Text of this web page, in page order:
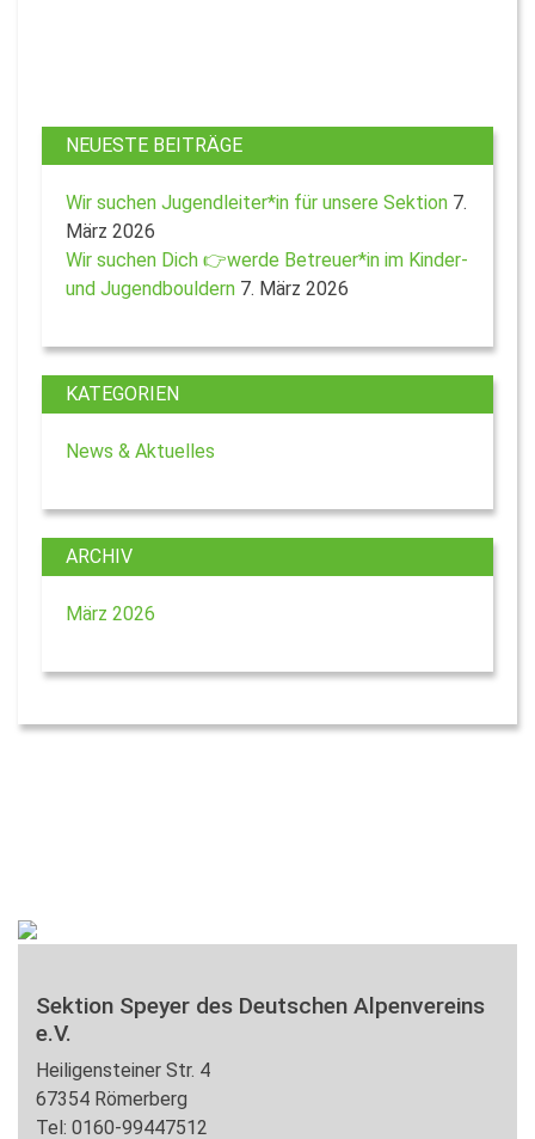
NEUESTE BEITRÄGE
Wir suchen Jugendleiter*in für unsere Sektion 7.
März 2026
Wir suchen Dich 👉werde Betreuer*in im Kinder-
und Jugendbouldern 7. März 2026
KATEGORIEN
News & Aktuelles
ARCHIV
März 2026
Sektion Speyer des Deutschen Alpenvereins
e.V.
Heiligensteiner Str. 4
67354 Römerberg
Tel: 0160-99447512